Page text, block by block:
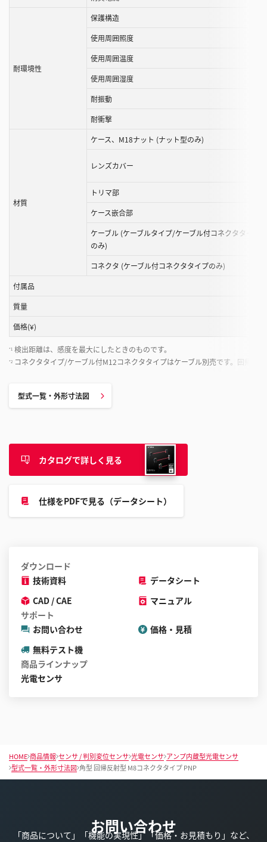
耐環境性
保護構造
使用周囲照度
使用周囲温度
使用周囲湿度
耐振動
耐衝撃
材質
ケース、M18ナット (ナット型のみ)
レンズカバー
トリマ部
ケース嵌合部
ケーブル (ケーブルタイプ/ケーブル付コネクタタイプ
のみ)
コネクタ (ケーブル付コネクタタイプのみ)
付属品
質量
価格(¥)
*1 検出距離は、感度を最大にしたときのものです。
*2 コネクタタイプ/ケーブル付M12コネクタタイプはケーブル別売です。回帰反
型式一覧・外形寸法図
カタログで詳しく見る
仕様をPDFで見る（データシート）
ダウンロード
技術資料
データシート
CAD / CAE
マニュアル
サポート
お問い合わせ
価格・見積
無料テスト機
商品ラインナップ
光電センサ
HOME 商品情報 センサ / 判別変位センサ 光電センサ アンプ内蔵型光電センサ
型式一覧・外形寸法図 角型 回帰反射型 M8コネクタタイプ PNP
お問い合わせ
「商品について」「機能の実現性」「価格・お見積もり」など、